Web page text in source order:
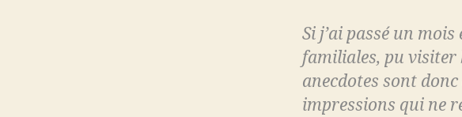
Si j’ai passé un
familiales, pu visiter
anecdotes sont
impressions qui ne